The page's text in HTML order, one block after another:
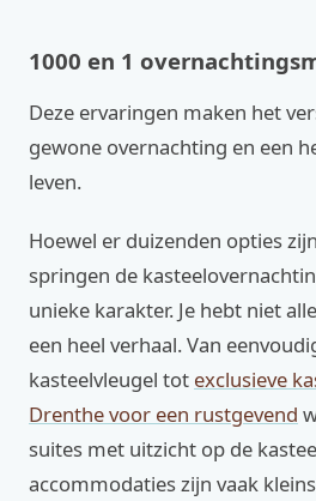
1000 en 1
Deze ervaringen maken het
gewone overnachting en een
leven.
Hoewel er duizenden opties
springen de
unieke karakter. Je hebt niet
een heel verhaal. Van
kasteelvleugel tot exclusieve
Drenthe voor een rustgevend
suites met uitzicht op de
accommodaties zijn vaak